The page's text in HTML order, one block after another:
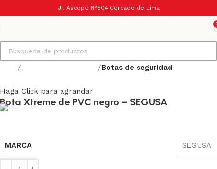
Jr. Ascope N°504 Cercado de Lima
Botas de seguridad
Haga Click para agrandar
Bota Xtreme de PVC negro – SEGUSA
MARCA SEGUSA